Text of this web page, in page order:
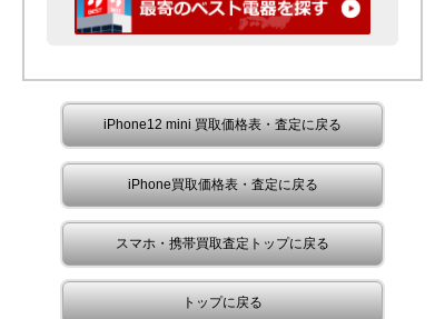
iPhone12 mini 買取価格表・査定に戻る
iPhone買取価格表・査定に戻る
スマホ・携帯買取査定トップに戻る
トップに戻る